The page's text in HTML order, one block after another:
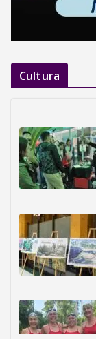
Cultura